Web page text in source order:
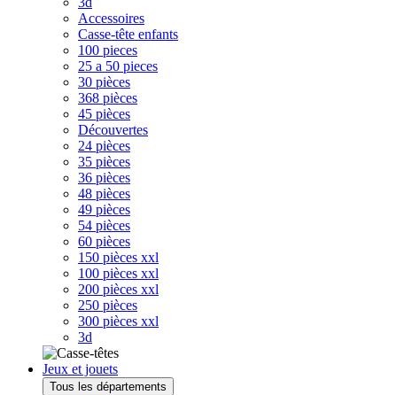
Accessoires
Casse-tête enfants
100 pieces
25 a 50 pieces
30 pièces
368 pièces
45 pièces
Découvertes
24 pièces
35 pièces
36 pièces
48 pièces
49 pièces
54 pièces
60 pièces
150 pièces xxl
100 pièces xxl
200 pièces xxl
250 pièces
300 pièces xxl
3d
Jeux et jouets
Tous les départements